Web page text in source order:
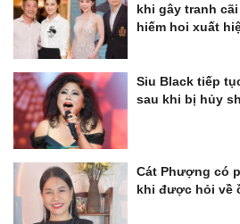
khi gây tranh
hiếm hoi xuất
Siu Black tiếp
sau khi bị hủy
Cát Phượng có
khi được hỏi về